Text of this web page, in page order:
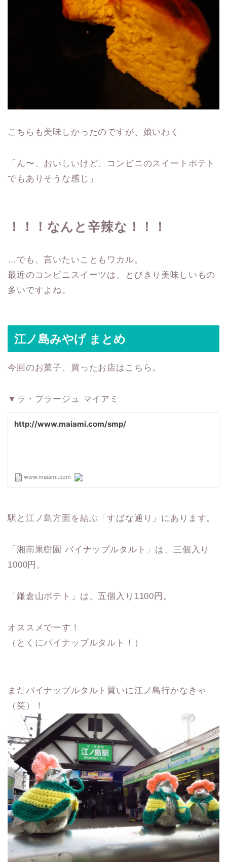
こちらも美味しかったのですが、娘いわく
「ん〜、おいしいけど、コンビニのスイートポテト
でもありそうな感じ」
！！！なんと辛辣な！！！
…でも、言いたいこともワカル。
最近のコンビニスイーツは、とびきり美味しいもの
多いですよね。
江ノ島みやげ まとめ
今回のお菓子、買ったお店はこちら。
▼ラ・プラージュ マイアミ
駅と江ノ島方面を結ぶ「すばな通り」にあります。
「湘南果樹園 パイナップルタルト」は、三個入り
1000円。
「鎌倉山ポテト」は、五個入り1100円。
オススメでーす！
（とくにパイナップルタルト！）
またパイナップルタルト買いに江ノ島行かなきゃ
（笑）！